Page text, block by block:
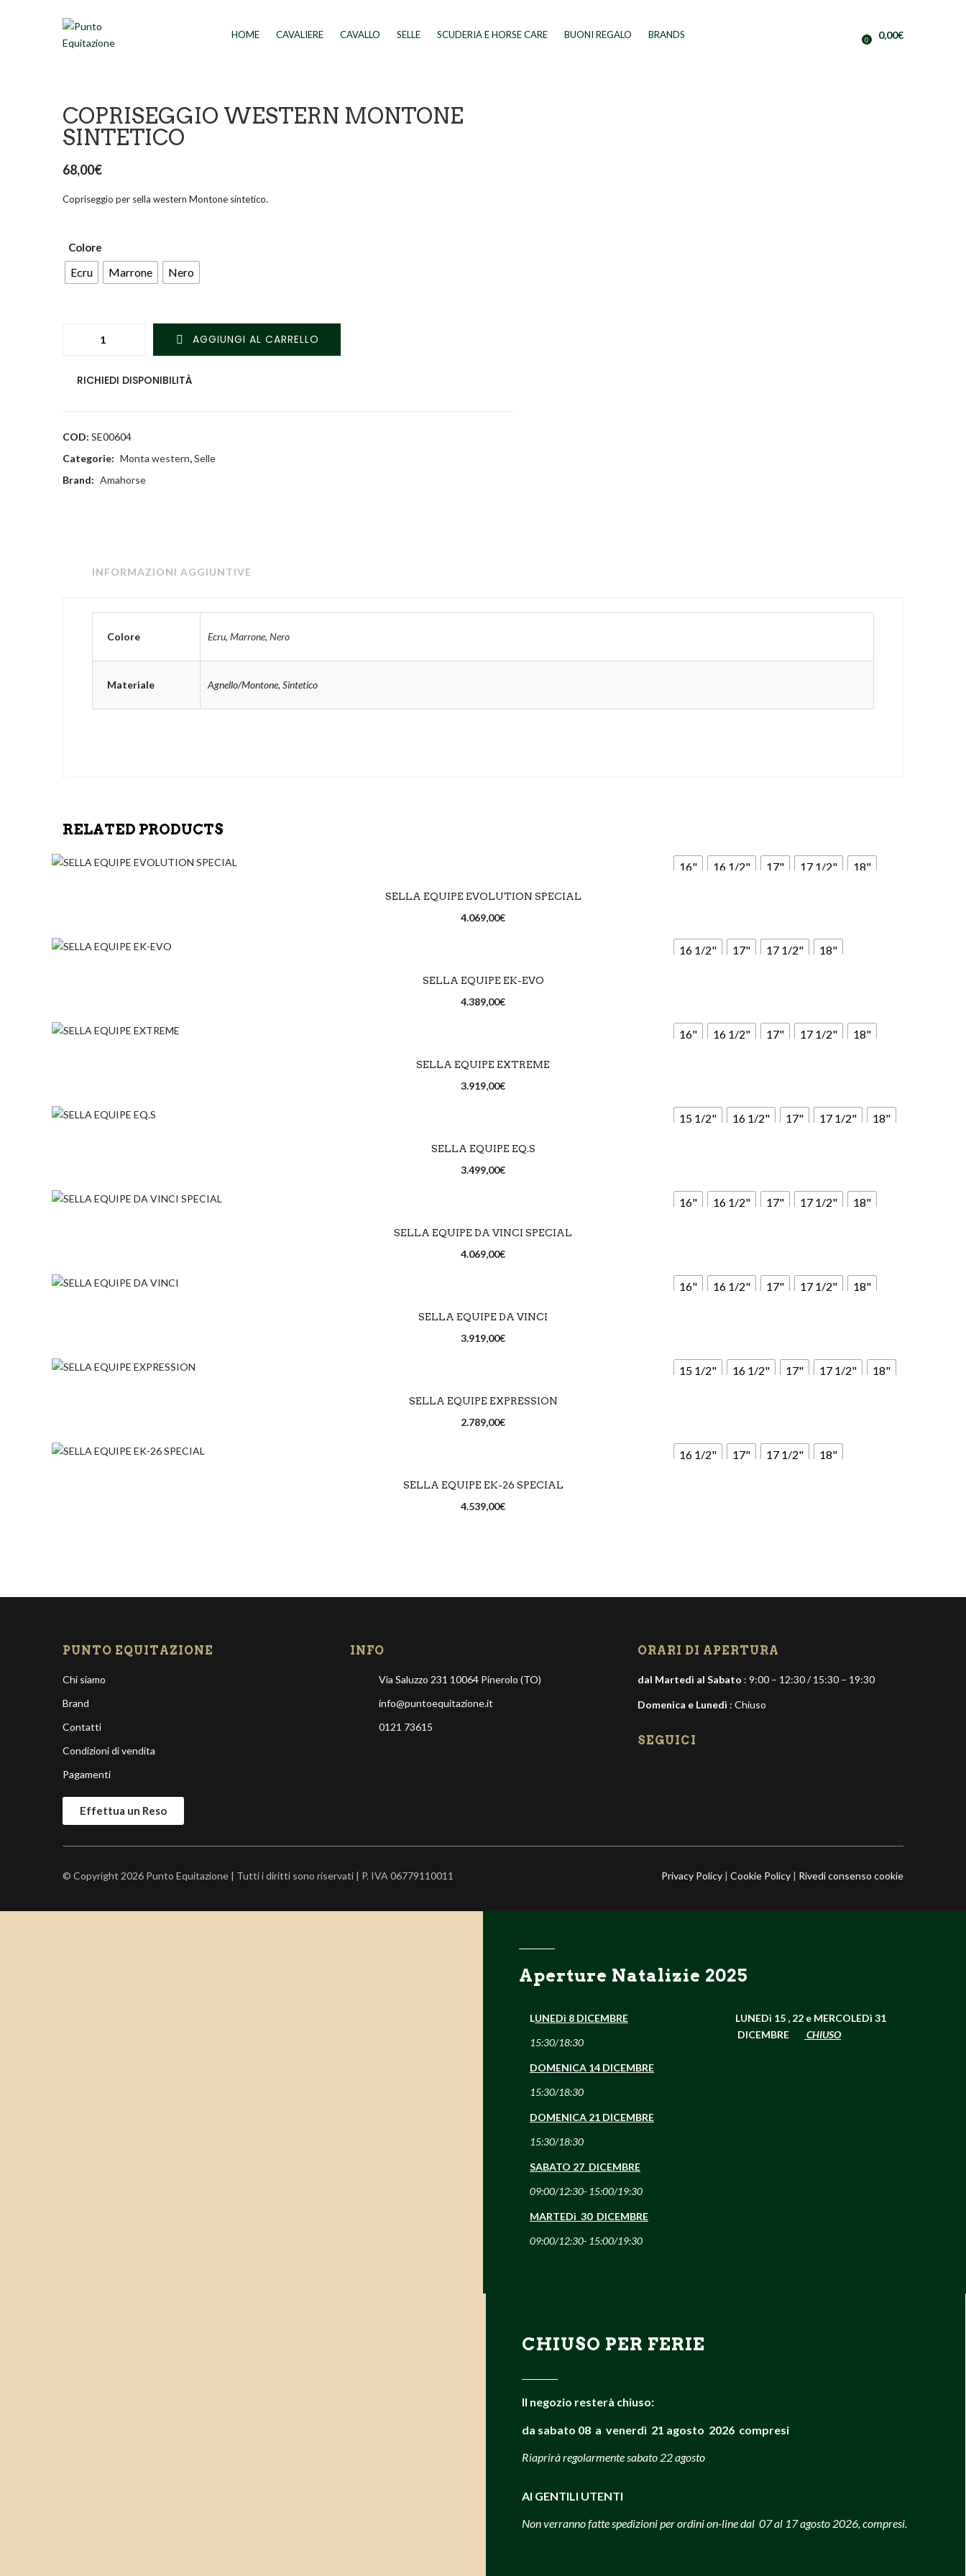
HOME CAVALIERE CAVALLO SELLE SCUDERIA E HORSE CARE BUONI REGALO BRANDS 0 0,00€
COPRISEGGIO WESTERN MONTONE
SINTETICO
68,00€
Copriseggio per sella western Montone sintetico.
Colore
Ecru Marrone Nero
AGGIUNGI AL CARRELLO
RICHIEDI DISPONIBILITÀ
COD: SE00604
Categorie: Monta western,Selle
Brand: Amahorse
INFORMAZIONI AGGIUNTIVE
Colore Ecru, Marrone, Nero
Materiale Agnello/Montone, Sintetico
RELATED PRODUCTS
16" 16 1/2" 17" 17 1/2" 18"
SELLA EQUIPE EVOLUTION SPECIAL
4.069,00€
16 1/2" 17" 17 1/2" 18"
SELLA EQUIPE EK-EVO
4.389,00€
16" 16 1/2" 17" 17 1/2" 18"
SELLA EQUIPE EXTREME
3.919,00€
15 1/2" 16 1/2" 17" 17 1/2" 18"
SELLA EQUIPE EQ.S
3.499,00€
16" 16 1/2" 17" 17 1/2" 18"
SELLA EQUIPE DA VINCI SPECIAL
4.069,00€
16" 16 1/2" 17" 17 1/2" 18"
SELLA EQUIPE DA VINCI
3.919,00€
15 1/2" 16 1/2" 17" 17 1/2" 18"
SELLA EQUIPE EXPRESSION
2.789,00€
16 1/2" 17" 17 1/2" 18"
SELLA EQUIPE EK-26 SPECIAL
4.539,00€
PUNTO EQUITAZIONE
Chi siamo
Brand
Contatti
Condizioni di vendita
Pagamenti
Effettua un Reso
INFO
Via Saluzzo 231 10064 Pinerolo (TO)
info@puntoequitazione.it
0121 73615
ORARI DI APERTURA
dal Martedì al Sabato : 9:00 – 12:30 / 15:30 – 19:30
Domenica e Lunedì : Chiuso
SEGUICI
© Copyright 2026 Punto Equitazione | Tutti i diritti sono riservati | P. IVA 06779110011 Privacy Policy| Cookie Policy| Rivedi consenso cookie
Aperture Natalizie 2025
LUNEDì 8 DICEMBRE
15:30/18:30
DOMENICA 14 DICEMBRE
15:30/18:30
DOMENICA 21 DICEMBRE
15:30/18:30
SABATO 27 DICEMBRE
09:00/12:30- 15:00/19:30
MARTEDì 30 DICEMBRE
09:00/12:30- 15:00/19:30
LUNEDì 15 , 22 e MERCOLEDì 31
DICEMBRE
CHIUSO
CHIUSO PER FERIE
Il negozio resterà chiuso:
da sabato 08 a venerdì 21 agosto 2026 compresi
Riaprirà regolarmente sabato 22 agosto
AI GENTILI UTENTI
Non verranno fatte spedizioni per ordini on-line dal 07 al 17 agosto 2026, compresi.